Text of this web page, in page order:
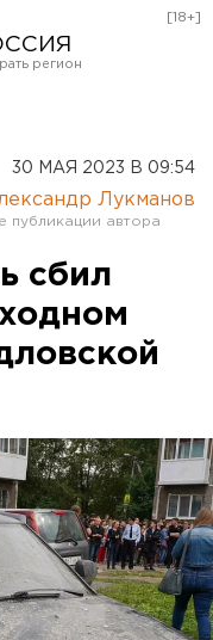
[18+]
30 МАЯ 2023 В 09:54
Лукманов
сбил